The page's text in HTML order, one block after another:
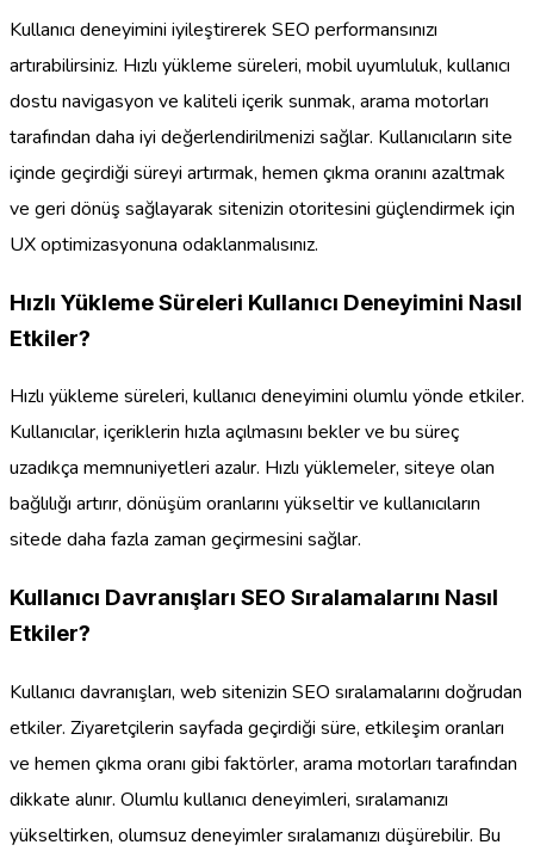
Kullanıcı deneyimini iyileştirerek SEO performansınızı
artırabilirsiniz. Hızlı yükleme süreleri, mobil uyumluluk, kullanıcı
dostu navigasyon ve kaliteli içerik sunmak, arama motorları
tarafından daha iyi değerlendirilmenizi sağlar. Kullanıcıların site
içinde geçirdiği süreyi artırmak, hemen çıkma oranını azaltmak
ve geri dönüş sağlayarak sitenizin otoritesini güçlendirmek için
UX optimizasyonuna odaklanmalısınız.
Hızlı Yükleme Süreleri Kullanıcı Deneyimini Nasıl
Etkiler?
Hızlı yükleme süreleri, kullanıcı deneyimini olumlu yönde etkiler.
Kullanıcılar, içeriklerin hızla açılmasını bekler ve bu süreç
uzadıkça memnuniyetleri azalır. Hızlı yüklemeler, siteye olan
bağlılığı artırır, dönüşüm oranlarını yükseltir ve kullanıcıların
sitede daha fazla zaman geçirmesini sağlar.
Kullanıcı Davranışları SEO Sıralamalarını Nasıl
Etkiler?
Kullanıcı davranışları, web sitenizin SEO sıralamalarını doğrudan
etkiler. Ziyaretçilerin sayfada geçirdiği süre, etkileşim oranları
ve hemen çıkma oranı gibi faktörler, arama motorları tarafından
dikkate alınır. Olumlu kullanıcı deneyimleri, sıralamanızı
yükseltirken, olumsuz deneyimler sıralamanızı düşürebilir. Bu